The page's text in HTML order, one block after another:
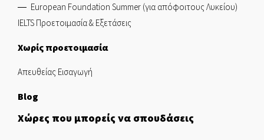
European Foundation Summer (για απόφοιτους Λυκείου)
IELTS Προετοιμασία & Εξετάσεις
Χωρίς προετοιμασία
Απευθείας Εισαγωγή
Blog
Χώρες που μπορείς να σπουδάσεις